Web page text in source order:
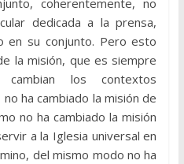
dedicada a la prensa,
su conjunto. Pero esto
la misión, que es siempre
los contextos
ha cambiado la misión de
no ha cambiado la misión
a la Iglesia universal en
del mismo modo no ha